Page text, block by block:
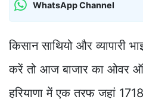
WhatsApp Channel
किसान साथियो और व्यापारी
करें तो आज बाजार का ओवर
हरियाणा में एक तरफ जहां